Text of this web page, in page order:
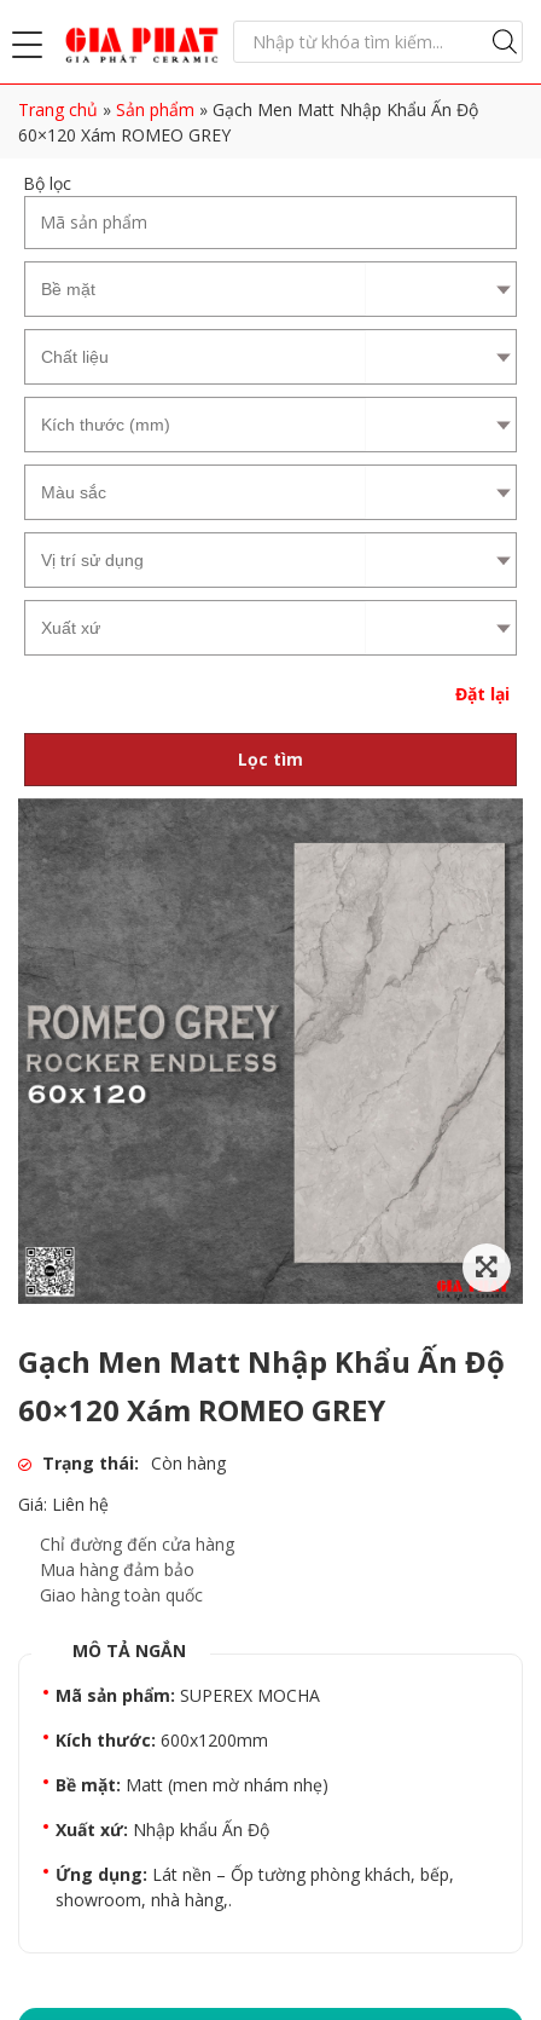
Trang chủ » Sản phẩm » Gạch Men Matt Nhập Khẩu Ấn Độ
60×120 Xám ROMEO GREY
Bộ lọc
Đặt lại
Lọc tìm
Gạch Men Matt Nhập Khẩu Ấn Độ
60×120 Xám ROMEO GREY
Trạng thái: Còn hàng
Giá: Liên hệ
Chỉ đường đến cửa hàng
Mua hàng đảm bảo
Giao hàng toàn quốc
MÔ TẢ NGẮN
Mã sản phẩm: SUPEREX MOCHA
Kích thước: 600x1200mm
Bề mặt: Matt (men mờ nhám nhẹ)
Xuất xứ: Nhập khẩu Ấn Độ
Ứng dụng: Lát nền – Ốp tường phòng khách, bếp,
showroom, nhà hàng,.